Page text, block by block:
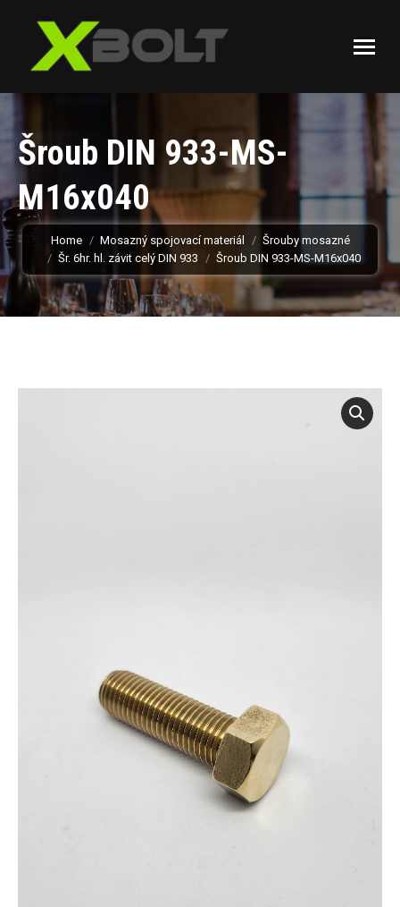
Šroub DIN 933-MS-
M16x040
You are here:
Home Mosazný spojovací materiál
Šrouby mosazné
Šr. 6hr. hl. závit celý DIN 933
Šroub DIN 933-MS-M16x040